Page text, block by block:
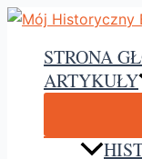
Przejdź
treściSTRONA
ARTYKUŁY